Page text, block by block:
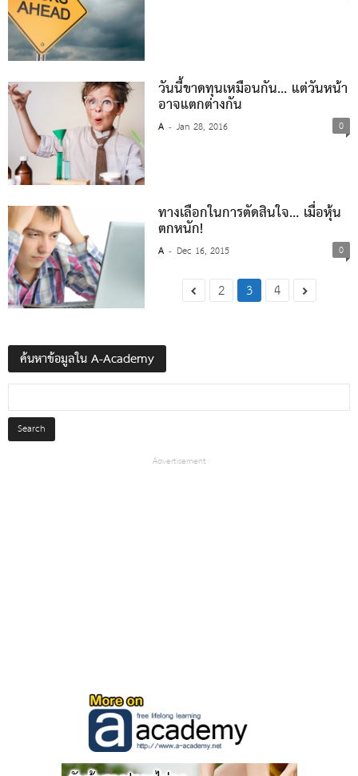
วันนี้ขาดทุนเหมือนกัน… แต่วันหน้า
อาจแตกต่างกัน
A - Jan 28, 2016 0
ทางเลือกในการตัดสินใจ… เมื่อหุ้น
ตกหนัก!
A - Dec 16, 2015 0
2 3 4
ค้นหาข้อมูลใน A-Academy
Advertisement